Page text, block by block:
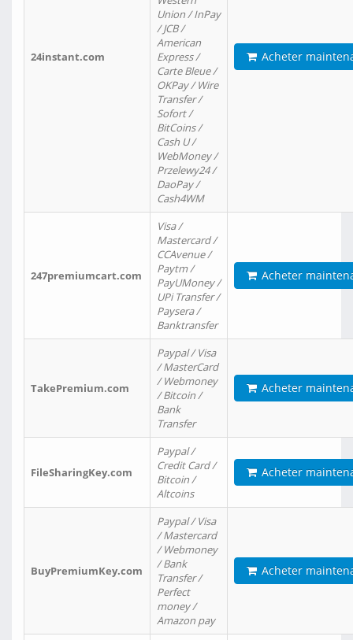
24instant.com
Union / InPay
/ JCB /
American
Express /
Carte Bleue /
OKPay / Wire
Transfer /
Sofort /
BitCoins /
Cash U /
WebMoney /
Przelewy24 /
DaoPay /
Cash4WM
Acheter
247premiumcart.com
Visa /
Mastercard /
CCAvenue /
Paytm /
PayUMoney /
UPi Transfer /
Paysera /
Banktransfer
Acheter
TakePremium.com
Paypal / Visa
/ MasterCard
/ Webmoney
/ Bitcoin /
Bank
Transfer
Acheter
FileSharingKey.com
Paypal /
Credit Card /
Bitcoin /
Altcoins
Acheter
BuyPremiumKey.com
Paypal / Visa
/ Mastercard
/ Webmoney
/ Bank
Transfer /
Perfect
money /
Amazon pay
Acheter